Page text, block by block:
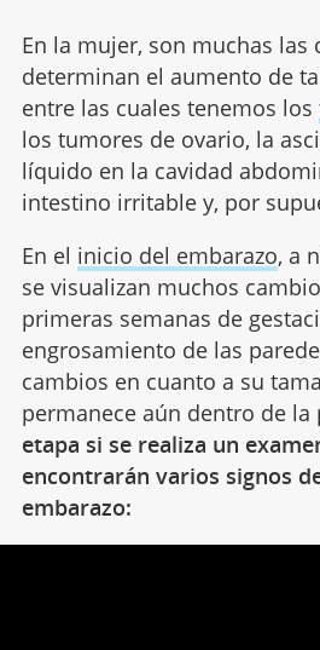
En la mujer, son muchas las
determinan el aumento de
entre las cuales tenemos los
los tumores de ovario, la
líquido en la cavidad
intestino irritable y, por
En el inicio del embarazo, a
se visualizan muchos
primeras semanas de
engrosamiento de las
cambios en cuanto a su
permanece aún dentro de la
etapa si se realiza un
encontrarán varios signos
embarazo: